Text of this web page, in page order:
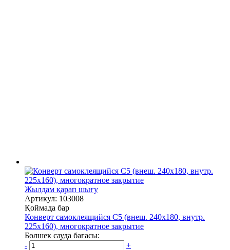
Жылдам қарап шығу
Артикул: 103008
Қоймада бар
Конверт самоклеящийся С5 (внеш. 240х180, внутр.
225х160), многократное закрытие
Бөлшек сауда бағасы:
-
+